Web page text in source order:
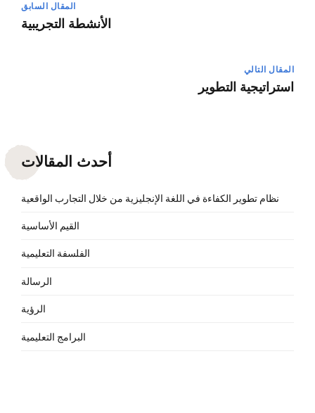
المقال السابق
الأنشطة التجريبية
المقال التالي
استراتيجية التطوير
أحدث المقالات
نظام تطوير الكفاءة في اللغة الإنجليزية من خلال التجارب الواقعية
القيم الأساسية
الفلسفة التعليمية
الرسالة
الرؤية
البرامج التعليمية